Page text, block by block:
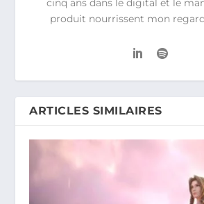
cinq ans dans le digital et le
produit nourrissent mon
ARTICLES SIMILAIRES